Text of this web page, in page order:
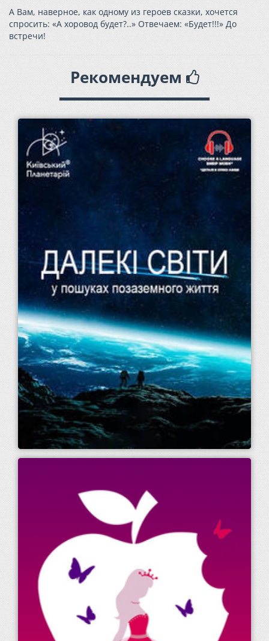
А Вам, наверное, как одному из героев сказки, хочется
спросить: «А хоровод будет?..» Отвечаем: «Будет!!!» До
встречи!
Рекомендуем